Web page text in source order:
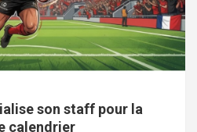
son staff pour la
calendrier